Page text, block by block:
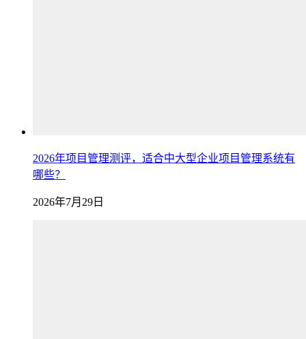
2026年项目管理测评，适合中大型企业项目管理系统有
哪些？
2026年7月29日